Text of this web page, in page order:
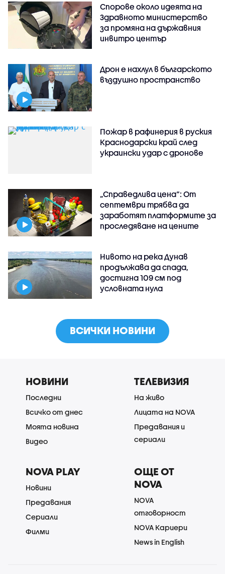
Спорове около идеята на
Здравното министерство
за промяна на държавния
инвитро център
Дрон е нахлул в българското
въздушно пространство
Пожар в рафинерия в руския
Краснодарски край след
украински удар с дронове
„Справедлива цена“: От
септември трябва да
заработят платформите за
проследяване на цените
Нивото на река Дунав
продължава да спада,
достигна 109 см под
условната нула
ВСИЧКИ НОВИНИ
НОВИНИ
Последни
Всичко от днес
Моята новина
Видео
ТЕЛЕВИЗИЯ
На живо
Лицата на NOVA
Предавания и
сериали
NOVA PLAY
Новини
Предавания
Сериали
Филми
ОЩЕ ОТ
NOVA
NOVA
отговорност
NOVA Кариери
News in English